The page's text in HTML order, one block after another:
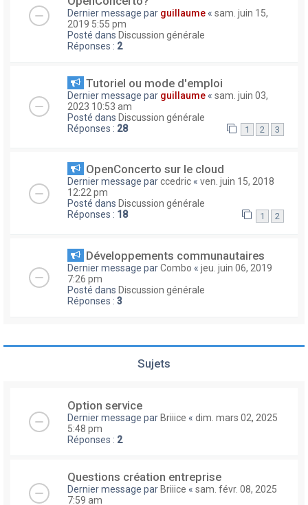
Dernier message par guillaume « sam. juin 15,
2019 5:55 pm
Posté dans Discussion générale
Réponses : 2
Tutoriel ou mode d'emploi
Dernier message par guillaume « sam. juin 03,
2023 10:53 am
Posté dans Discussion générale
Réponses : 28 1 2 3
OpenConcerto sur le cloud
Dernier message parccedric « ven. juin 15, 2018
12:22 pm
Posté dans Discussion générale
Réponses : 18 1 2
Développements communautaires
Dernier message parCombo « jeu. juin 06, 2019
7:26 pm
Posté dans Discussion générale
Réponses : 3
Sujets
Option service
Dernier message parBriiice « dim. mars 02, 2025
5:48 pm
Réponses : 2
Questions création entreprise
Dernier message parBriiice « sam. févr. 08, 2025
7:59 am